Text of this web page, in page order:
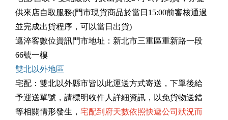
供來店自取服務(門市現貨商品於當日15:00前審核通過
並完成出貨程序，可以當日出貨)
邁淬客數位資訊門市地址：新北市三重區重新路一段
66號一樓
雙北以外地區
宅配：雙北以外縣市皆以此運送方式寄送，下單後給
予運送單號，請標明收件人詳細資訊，以免貨物送錯
等相關情形發生， 宅配到府天數依照快遞公司狀況而